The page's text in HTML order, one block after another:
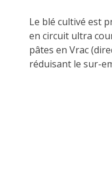
Le blé cultivé est
en circuit ultra
pâtes en Vrac
réduisant le sur-